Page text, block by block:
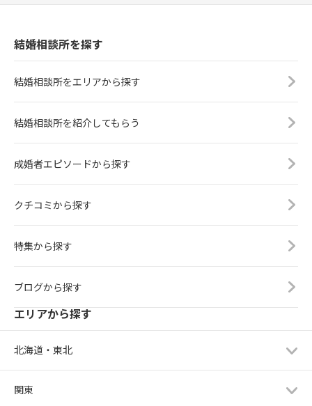
結婚相談所を探す
結婚相談所をエリアから探す
結婚相談所を紹介してもらう
成婚者エピソードから探す
クチコミから探す
特集から探す
ブログから探す
エリアから探す
北海道・東北
関東